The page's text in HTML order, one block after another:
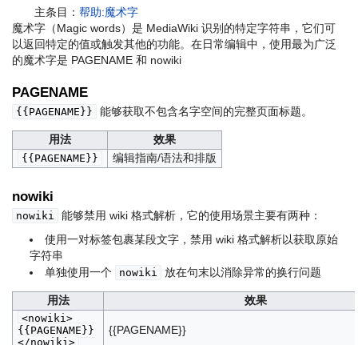
主条目： 帮助:魔术字
魔术字（Magic words）是 MediaWiki 识别的特定字符串，它们可
以返回特定的值或触发其他的功能。在日常编辑中，使用最为广泛
的魔术字是 PAGENAME 和 nowiki
PAGENAME
{{PAGENAME}} 能够获取不包含名字空间的完整页面标题。
用法 效果
{{PAGENAME}} 编辑指南/语法和排版
nowiki
nowiki
能够禁用 wiki 格式解析，它的使用场景主要有两种：
使用一对标签包裹某段文字，禁用 wiki 格式解析以获取原始
字符串
单独使用一个
nowiki 放在句末以消除异常的换行问题
用法 效果
<nowiki>
{{PAGENAME}}
</nowiki>
{{PAGENAME}}